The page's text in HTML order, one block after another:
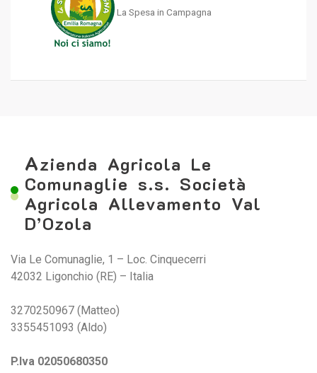
La Spesa in Campagna
Azienda Agricola Le
Comunaglie s.s. Società
Agricola Allevamento Val
D’Ozola
Via Le Comunaglie, 1 – Loc. Cinquecerri
42032 Ligonchio (RE) – Italia
3270250967 (Matteo)
3355451093 (Aldo)
P.Iva 02050680350